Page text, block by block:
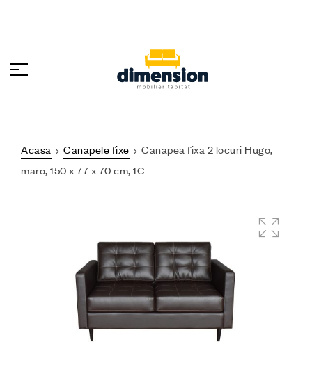
Acasa Canapele fixe
Canapea fixa 2 locuri Hugo,
maro, 150 x 77 x 70 cm, 1C